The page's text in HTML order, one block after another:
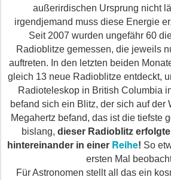
außerirdischen Ursprung nicht
irgendjemand muss diese Energie
Seit 2007 wurden ungefähr 60
Radioblitze gemessen, die jeweils
auftreten. In den letzten beiden
gleich 13 neue Radioblitze entdeckt,
Radioteleskop in British Columbia
befand sich ein Blitz, der sich auf der
Megahertz befand, das ist die tiefste
bislang, dieser Radioblitz
hintereinander in einer Reihe! So
ersten Mal
Für Astronomen stellt all das ein